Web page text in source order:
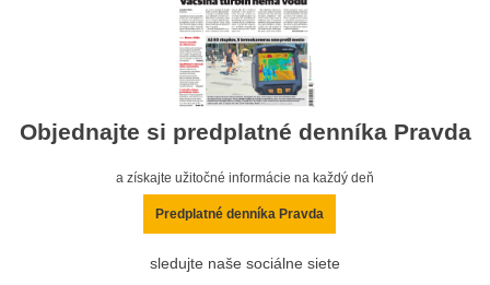
Objednajte si predplatné denníka Pravda
a získajte užitočné informácie na každý deň
Predplatné denníka Pravda
sledujte naše sociálne siete